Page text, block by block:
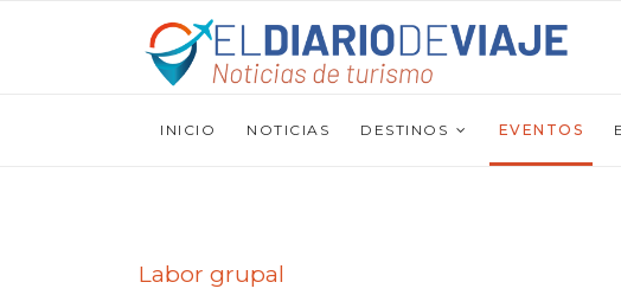
INICIO NOTICIAS DESTINOS EVENTOS
Labor grupal